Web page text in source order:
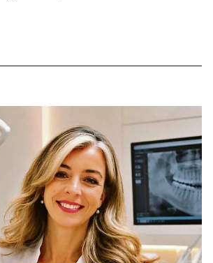
a aplicar controles a los viajeros
Italia